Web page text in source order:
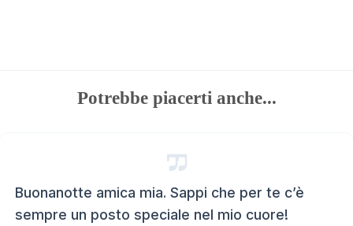
Potrebbe piacerti anche...
Buonanotte amica mia. Sappi che per te c’è
sempre un posto speciale nel mio cuore!